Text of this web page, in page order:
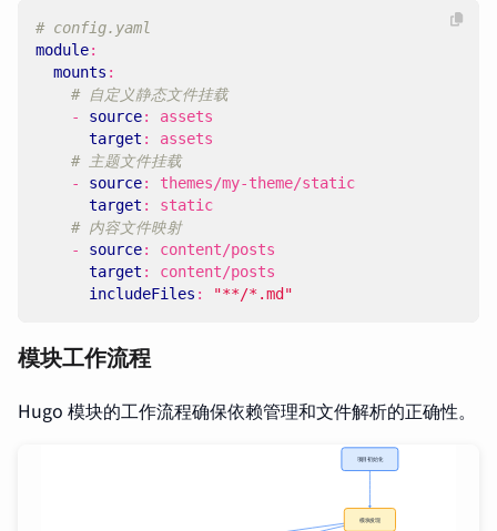
# config.yaml
module:
mounts :
# 自定义静态文件挂载
- source:
assets
target :
assets
# 主题文件挂载
- source:
themes/my-theme/static
target :
static
# 内容文件映射
- source:
content/posts
target :
content/posts
includeFiles : "**/*.md"
模块工作流程
Hugo 模块的工作流程确保依赖管理和文件解析的正确性。